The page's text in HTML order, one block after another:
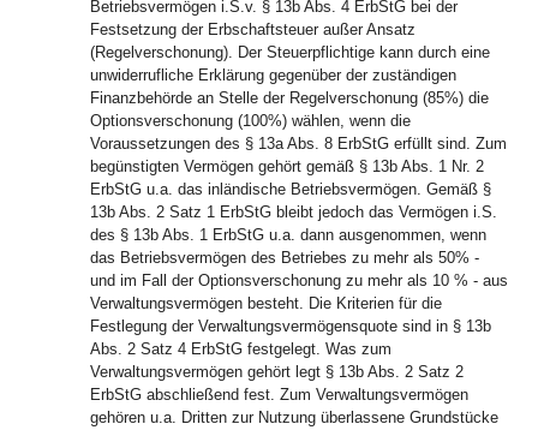
Betriebsvermögen i.S.v. § 13b Abs. 4 ErbStG bei der
Festsetzung der Erbschaftsteuer außer Ansatz
(Regelverschonung). Der Steuerpflichtige kann durch eine
unwiderrufliche Erklärung gegenüber der zuständigen
Finanzbehörde an Stelle der Regelverschonung (85%) die
Optionsverschonung (100%) wählen, wenn die
Voraussetzungen des § 13a Abs. 8 ErbStG erfüllt sind. Zum
begünstigten Vermögen gehört gemäß § 13b Abs. 1 Nr. 2
ErbStG u.a. das inländische Betriebsvermögen. Gemäß §
13b Abs. 2 Satz 1 ErbStG bleibt jedoch das Vermögen i.S.
des § 13b Abs. 1 ErbStG u.a. dann ausgenommen, wenn
das Betriebsvermögen des Betriebes zu mehr als 50% -
und im Fall der Optionsverschonung zu mehr als 10 % - aus
Verwaltungsvermögen besteht. Die Kriterien für die
Festlegung der Verwaltungsvermögensquote sind in § 13b
Abs. 2 Satz 4 ErbStG festgelegt. Was zum
Verwaltungsvermögen gehört legt § 13b Abs. 2 Satz 2
ErbStG abschließend fest. Zum Verwaltungsvermögen
gehören u.a. Dritten zur Nutzung überlassene Grundstücke